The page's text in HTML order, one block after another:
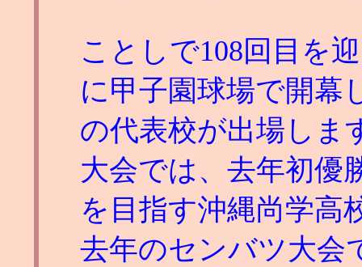
ことしで108回目を
に甲子園球場で開幕
の代表校が出場しま
大会では、去年初優
を目指す沖縄尚学高
去年のセンバツ大会